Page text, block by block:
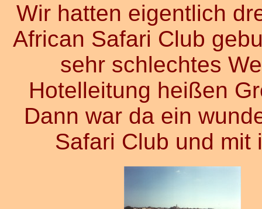
Wir hatten eigentlich
African Safari Club
sehr schlechtes
Hotelleitung heißen
Dann war da ein
Safari Club und mit